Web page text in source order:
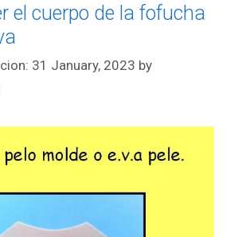
el cuerpo de la fofucha
31 January, 2023 by